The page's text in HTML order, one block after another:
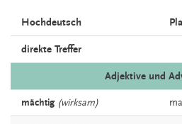
Hochdeutsch
direkte Treffer
Adjektive und
mächtig (wirksam)